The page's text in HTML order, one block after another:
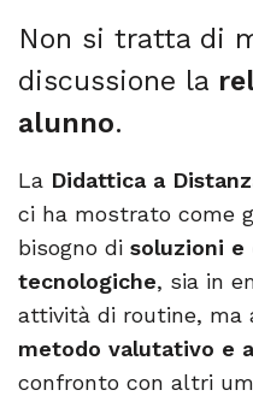
Non si tratta di
discussione la
alunno.
La Didattica a
ci ha mostrato come
bisogno di soluzioni e
tecnologiche, sia in
attività di routine, ma
metodo valutativo e
confronto con altri